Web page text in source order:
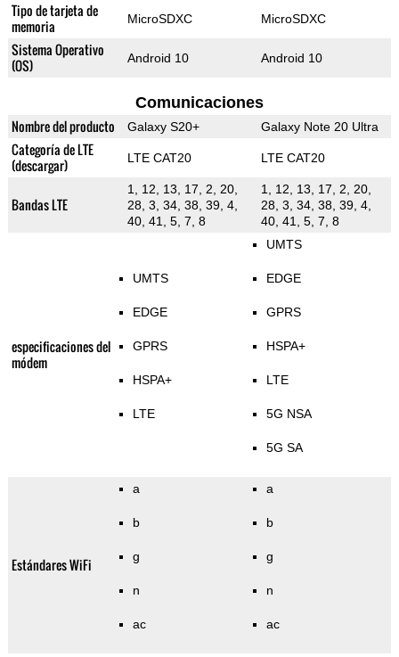
Tipo de tarjeta de
memoria
MicroSDXC MicroSDXC
Sistema Operativo
(OS)
Android 10 Android 10
Comunicaciones
Nombre del producto Galaxy S20+ Galaxy Note 20 Ultra
Categoría de LTE
(descargar)
LTE CAT20 LTE CAT20
Bandas LTE
1, 12, 13, 17, 2, 20,
28, 3, 34, 38, 39, 4,
40, 41, 5, 7, 8
1, 12, 13, 17, 2, 20,
28, 3, 34, 38, 39, 4,
40, 41, 5, 7, 8
especificaciones del
módem
UMTS
EDGE
GPRS
HSPA+
LTE
UMTS
EDGE
GPRS
HSPA+
LTE
5G NSA
5G SA
Estándares WiFi
a
b
g
n
ac
a
b
g
n
ac